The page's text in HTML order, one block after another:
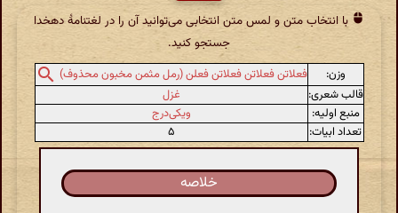
با انتخاب متن و لمس متن انتخابی می‌توانید آن را در لغتنامهٔ دهخدا
جستجو کنید.
وزن:
فعلاتن فعلاتن فعلاتن فعلن (رمل مثمن مخبون محذوف)
قالب شعری:
غزل
منبع اولیه:
ویکی‌درج
تعداد ابیات:
۵
خلاصه